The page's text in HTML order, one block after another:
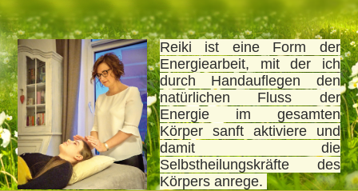
Reiki ist eine Form der
Energiearbeit, mit der ich
durch Handauflegen den
natürlichen Fluss der
Energie im gesamten
Körper sanft aktiviere und
damit die
Selbstheilungskräfte des
Körpers anrege.